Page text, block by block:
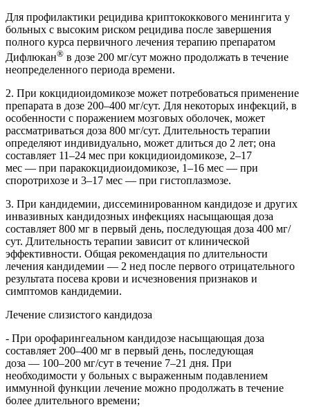
Для профилактики рецидива криптококкового менингита у
больных с высоким риском рецидива после завершения
полного курса первичного лечения терапию препаратом
Дифлюкан® в дозе 200 мг/сут можно продолжать в течение
неопределенного периода времени.
2. При кокцидиоидомикозе может потребоваться применение
препарата в дозе 200–400 мг/сут. Для некоторых инфекций, в
особенности с поражением мозговых оболочек, может
рассматриваться доза 800 мг/сут. Длительность терапии
определяют индивидуально, может длиться до 2 лет; она
составляет 11–24 мес при кокцидиоидомикозе, 2–17
мес — при паракокцидиоидомикозе, 1–16 мес — при
споротрихозе и 3–17 мес — при гистоплазмозе.
3. При кандидемии, диссеминированном кандидозе и других
инвазивных кандидозных инфекциях насыщающая доза
составляет 800 мг в первый день, последующая доза 400 мг/
сут. Длительность терапии зависит от клинической
эффективности. Общая рекомендация по длительности
лечения кандидемии — 2 нед после первого отрицательного
результата посева крови и исчезновения признаков и
симптомов кандидемии.
Лечение слизистого кандидоза
- При орофарингеальном кандидозе насыщающая доза
составляет 200–400 мг в первый день, последующая
доза — 100–200 мг/сут в течение 7–21 дня. При
необходимости у больных с выраженным подавлением
иммунной функции лечение можно продолжать в течение
более длительного времени;